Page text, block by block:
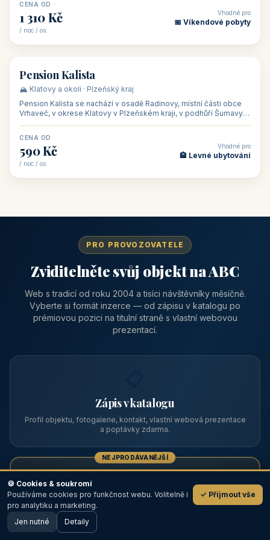
CENA OD
1 310 Kč
/ noc / os.
Vhodné pro
📅 Víkendové pobyty
🏡 penzion
Pension Kalista
🏔️ Klatovy a okolí · Plzeňský kraj
Pension Kalista se nachází v osadě Radinovy, místní části obce
Vrhaveč, v okrese Klatovy v Plzeňském kraji, v podhůří Šumavy
CENA OD
590 Kč
/ noc / os.
Vhodné pro
🏨 Levné ubytování
PRO PROVOZOVATELE
Zviditelněte svůj objekt na ABC
Web s tradicí od roku 2004 a tisíci návštěvníky měsíčně.
Vyberte si formát inzerce — od zápisu v katalogu po
prémiovou pozici na titulní straně s vlastní webovou
prezentací.
Zápis v katalogu
Profil objektu, fotogalerie, kontakt, vlastní webová prezentace
a poptávky zdarma.
NEJPRODÁVANĚJŠÍ
Prémiový partner
TOP pozice na titulce, přednost ve výpisech, zlatý odznak a
💬
🖥️ Desktop verze
🍪 Cookies & soukromí
Používáme cookies pro funkčnost webu. Volitelně i
pro analytiku a marketing.
✓ Přijmout vše
Jen nutné Detaily